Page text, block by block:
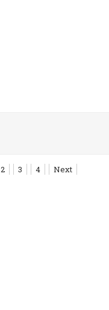
2 3 4 Next